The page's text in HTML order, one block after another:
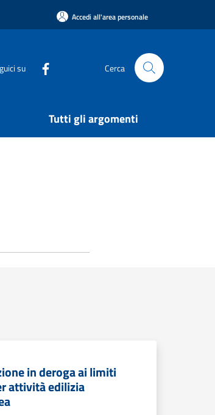
Accedi all'area personale
su Cerca
Tutti gli argomenti
in deroga ai limiti
attività edilizia